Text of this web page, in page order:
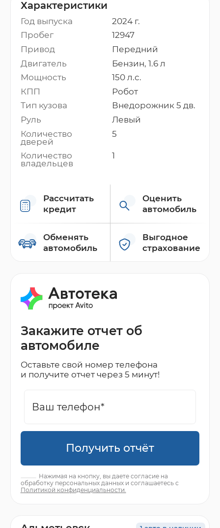
Характеристики
Год выпуска
2024 г.
Пробег
12947
Привод
Передний
Двигатель
Бензин, 1.6 л
Мощность
150 л.с.
КПП
Робот
Тип кузова
Внедорожник 5 дв.
Руль
Левый
Количество
дверей
5
Количество
владельцев
1
Рассчитать
кредит
Оценить
автомобиль
Обменять
автомобиль
Выгодное
страхование
Закажите отчет об
автомобиле
Оставьте свой номер телефона
и получите отчет через 5 минут!
Получить отчёт
Нажимая на кнопку, вы даете согласие на
обработку персональных данных и соглашаетесь с
Политикой конфиденциальности.